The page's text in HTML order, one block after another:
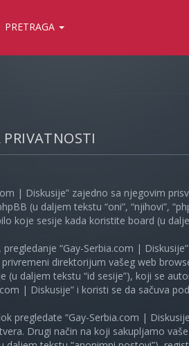
PRETRAGA
| Diskusije” zajedno sa njegovim
(u daljem tekstu “oni”, “njihovi”,
koje sesije kada koristite board (u
“Gay-Serbia.com |
direktorijum vašeg web
(u daljem tekstu “id sesije”), koji se
| Diskusije” i koristi se da sačuva
pregledate “Gay-Serbia.com |
Drugi način na koji sakupljamo